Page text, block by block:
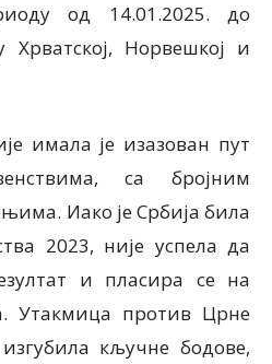
од 14.01.2025. до
Хрватској, Норвешкој и
имала је изазован пут
са бројним
Иако је Србија била
2023, није успела да
и пласира се на
Утакмица против Црне
кључне бодове,